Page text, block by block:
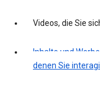
Videos, die Sie
Inhalte und
denen Sie